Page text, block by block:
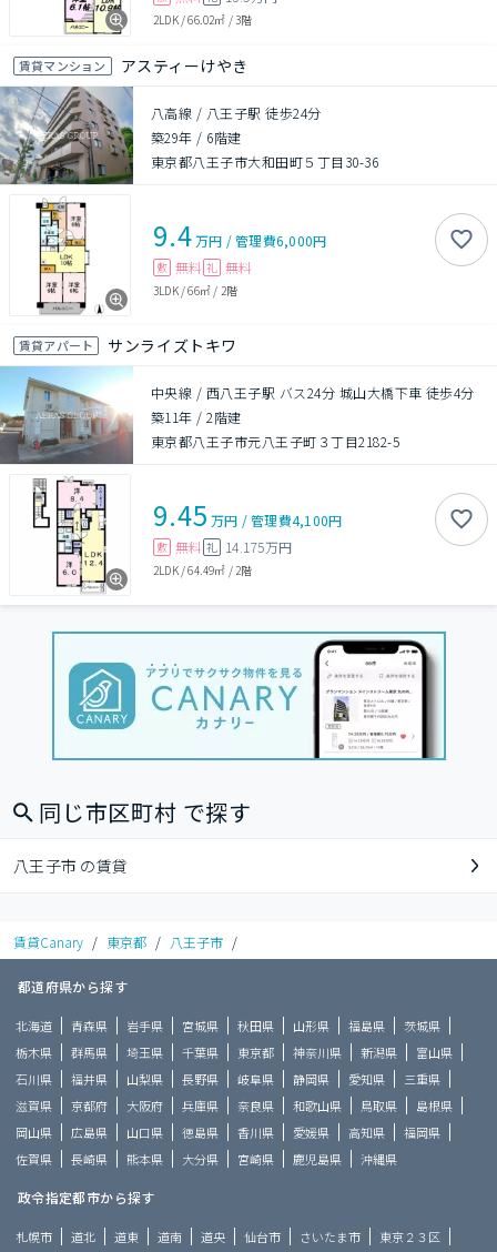
2LDK/66.02㎡ /3階
賃貸マンション アスティーけやき
八高線 / 八王子駅 徒歩24分
築29年 / 6階建
東京都八王子市大和田町５丁目30-36
9.4万円 /管理費6,000円
敷 無料 礼 無料
3LDK/66㎡ / 2階
賃貸アパート サンライズトキワ
中央線 / 西八王子駅 バス24分 城山大橋下車 徒歩4分
築11年 /2階建
東京都八王子市元八王子町３丁目2182-5
9.45 万円 /管理費4,100円
敷 無料 礼 14.175万円
2LDK/64.49㎡ / 2階
同じ市区町村 で探す
八王子市 の賃貸
賃貸Canary / 東京都 / 八王子市 /
都道府県から探す
北海道 青森県 岩手県 宮城県 秋田県 山形県 福島県
茨城県
栃木県
群馬県 埼玉県 千葉県 東京都 神奈川県 新潟県
富山県
石川県
福井県 山梨県 長野県 岐阜県 静岡県 愛知県
三重県
滋賀県
京都府 大阪府 兵庫県 奈良県 和歌山県 鳥取県
島根県
岡山県
広島県 山口県 徳島県 香川県 愛媛県 高知県
福岡県
佐賀県
長崎県 熊本県 大分県 宮崎県 鹿児島県 沖縄県
政令指定都市から探す
札幌市 道北 道東 道南 道央 仙台市 さいたま市 東京２３区